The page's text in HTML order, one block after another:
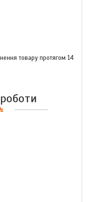
товару протягом 14